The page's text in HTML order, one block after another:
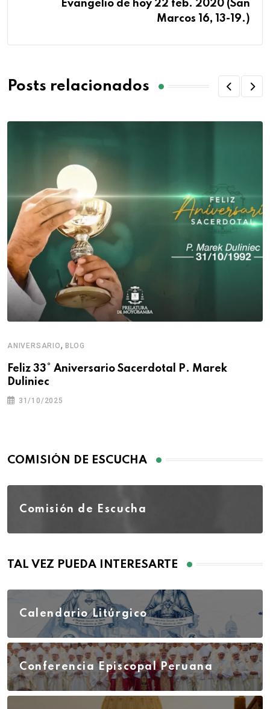
Evangelio de hoy 22 feb. 2020 (San
Marcos 16, 13-19.)
Posts relacionados
ANIVERSARIO, BLOG
Feliz 33° Aniversario Sacerdotal P. Marek
Duliniec
31/10/2025
COMISIÓN DE ESCUCHA
Comisión de Escucha
TAL VEZ PUEDA INTERESARTE
Calendario Litúrgico
Conferencia Episcopal Peruana